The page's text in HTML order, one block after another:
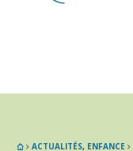
ACTUALITÉS, ENFANCE